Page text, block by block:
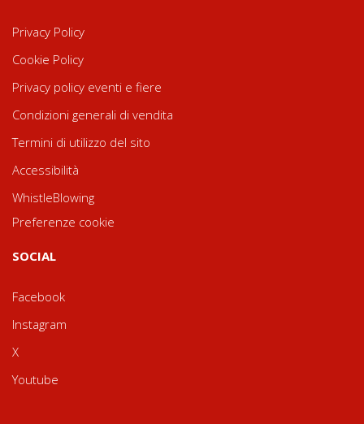
Privacy Policy
Cookie Policy
Privacy policy eventi e fiere
Condizioni generali di vendita
Termini di utilizzo del sito
Accessibilità
WhistleBlowing
Preferenze cookie
SOCIAL
Facebook
Instagram
X
Youtube